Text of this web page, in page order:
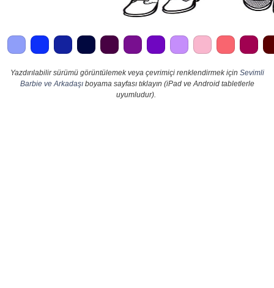
Yazdırılabilir sürümü görüntülemek veya çevrimiçi renklendirmek için Sevimli
Barbie ve Arkadaşıboyama sayfası tıklayın (iPad ve Android tabletlerle
uyumludur).